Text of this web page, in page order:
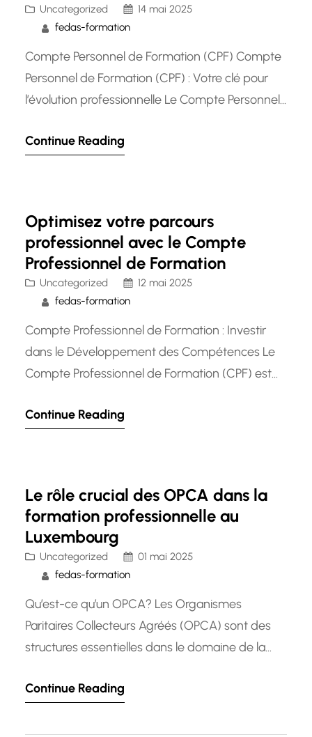
Uncategorized
14 mai 2025
fedas-formation
Compte Personnel de Formation (CPF) Compte
Personnel de Formation (CPF) : Votre clé pour
l’évolution professionnelle Le Compte Personnel
pour permettre à chacun de se former tout au
Continue Reading
Optimisez votre parcours
professionnel avec le Compte
Professionnel de Formation
Uncategorized
12 mai 2025
fedas-formation
Compte Professionnel de Formation : Investir
dans le Développement des Compétences Le
Compte Professionnel de Formation (CPF) est
demandeurs d’emploi au Luxembourg qui
et certifiantes, le CPF offre une…
Continue Reading
Le rôle crucial des OPCA dans la
formation professionnelle au
Luxembourg
Uncategorized
01 mai 2025
fedas-formation
Qu’est-ce qu’un OPCA? Les Organismes
Paritaires Collecteurs Agréés (OPCA) sont des
structures essentielles dans le domaine de la
rôle principal est de collecter les fonds de la
entreprises et de les redistribuer pour financer
Continue Reading